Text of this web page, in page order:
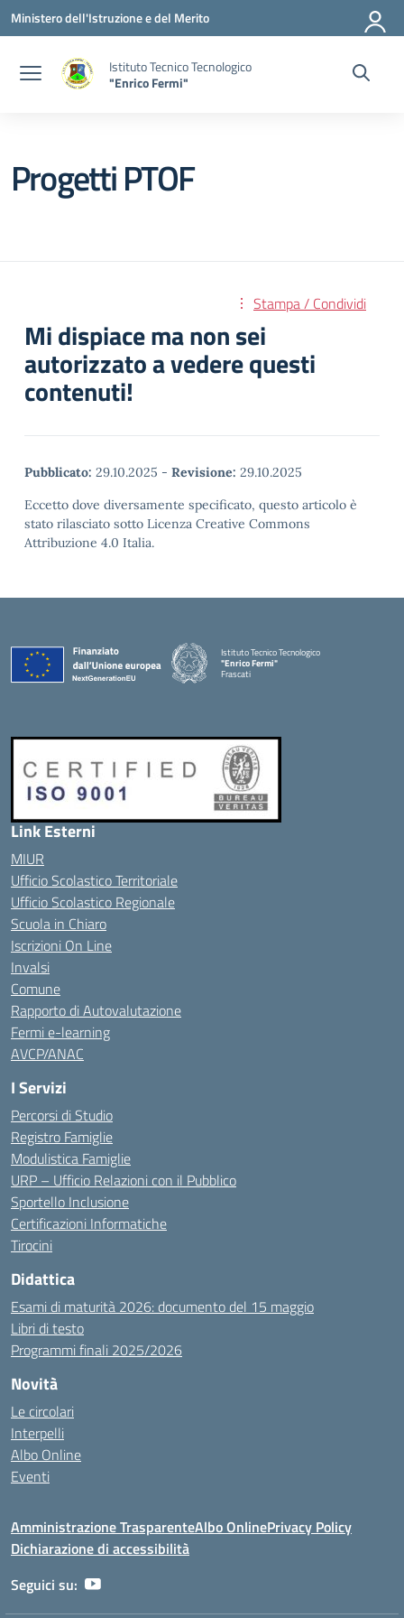
Vai ai contenuti
Vai al menu di navigazione
Vai al footer
Ministero dell'Istruzione e del Merito
Istituto Tecnico Tecnologico
"Enrico Fermi"
Progetti PTOF
Stampa / Condividi
Mi dispiace ma non sei
autorizzato a vedere questi
contenuti!
Pubblicato: 29.10.2025 - Revisione: 29.10.2025
Eccetto dove diversamente specificato, questo articolo è
stato rilasciato sotto Licenza Creative Commons
Attribuzione 4.0 Italia.
Istituto Tecnico Tecnologico
"Enrico Fermi"
Frascati
Link Esterni
MIUR
Ufficio Scolastico Territoriale
Ufficio Scolastico Regionale
Scuola in Chiaro
Iscrizioni On Line
Invalsi
Comune
Rapporto di Autovalutazione
Fermi e-learning
AVCP/ANAC
I Servizi
Percorsi di Studio
Registro Famiglie
Modulistica Famiglie
URP – Ufficio Relazioni con il Pubblico
Sportello Inclusione
Certificazioni Informatiche
Tirocini
Didattica
Esami di maturità 2026: documento del 15 maggio
Libri di testo
Programmi finali 2025/2026
Novità
Le circolari
Interpelli
Albo Online
Eventi
Amministrazione TrasparenteAlbo OnlinePrivacy Policy
Dichiarazione di accessibilità
Seguici su: